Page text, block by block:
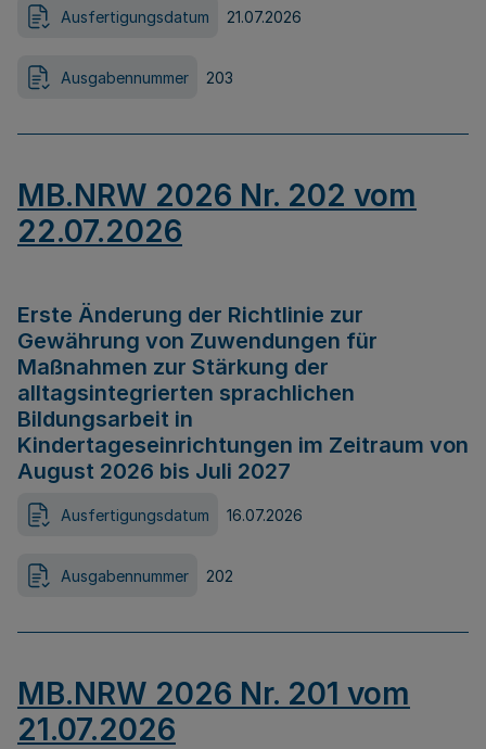
Ausfertigungsdatum 21.07.2026
Ausgabennummer 203
MB.NRW 2026 Nr. 202 vom
22.07.2026
Erste Änderung der Richtlinie zur
Gewährung von Zuwendungen für
Maßnahmen zur Stärkung der
alltagsintegrierten sprachlichen
Bildungsarbeit in
Kindertageseinrichtungen im Zeitraum von
August 2026 bis Juli 2027
Ausfertigungsdatum 16.07.2026
Ausgabennummer 202
MB.NRW 2026 Nr. 201 vom
21.07.2026